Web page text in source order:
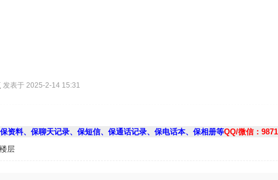
发表于 2025-2-14 15:31
资料、保聊天记录、保短信、保通话记录、保电话本、保相册等QQ/微信：
层